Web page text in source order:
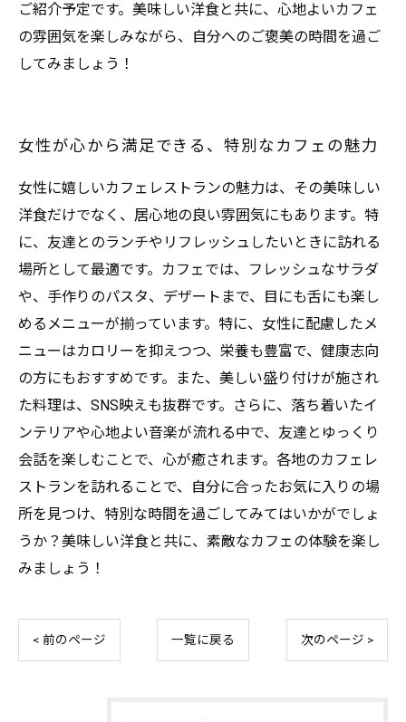
ご紹介予定です。美味しい洋食と共に、心地よいカフェ
の雰囲気を楽しみながら、自分へのご褒美の時間を過ご
してみましょう！
女性が心から満足できる、特別なカフェの魅力
女性に嬉しいカフェレストランの魅力は、その美味しい
洋食だけでなく、居心地の良い雰囲気にもあります。特
に、友達とのランチやリフレッシュしたいときに訪れる
場所として最適です。カフェでは、フレッシュなサラダ
や、手作りのパスタ、デザートまで、目にも舌にも楽し
めるメニューが揃っています。特に、女性に配慮したメ
ニューはカロリーを抑えつつ、栄養も豊富で、健康志向
の方にもおすすめです。また、美しい盛り付けが施され
た料理は、SNS映えも抜群です。さらに、落ち着いたイ
ンテリアや心地よい音楽が流れる中で、友達とゆっくり
会話を楽しむことで、心が癒されます。各地のカフェレ
ストランを訪れることで、自分に合ったお気に入りの場
所を見つけ、特別な時間を過ごしてみてはいかがでしょ
うか？美味しい洋食と共に、素敵なカフェの体験を楽し
みましょう！
< 前のページ 一覧に戻る 次のページ >